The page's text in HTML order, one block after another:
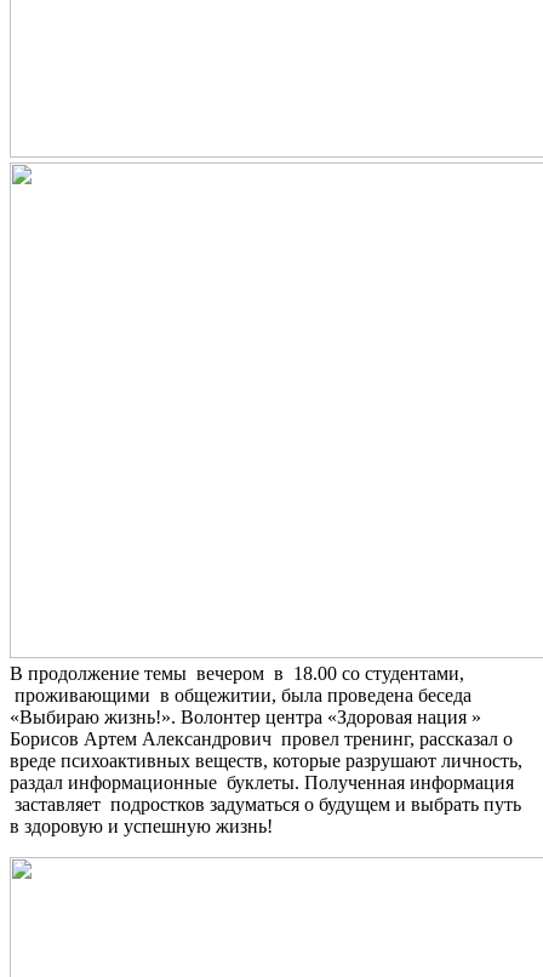
В продолжение темы вечером в 18.00 со студентами,
проживающими в общежитии, была проведена беседа
«Выбираю жизнь!». Волонтер центра «Здоровая нация »
Борисов Артем Александрович провел тренинг, рассказал о
вреде психоактивных веществ, которые разрушают личность,
раздал информационные буклеты. Полученная информация
заставляет подростков задуматься о будущем и выбрать путь
в здоровую и успешную жизнь!